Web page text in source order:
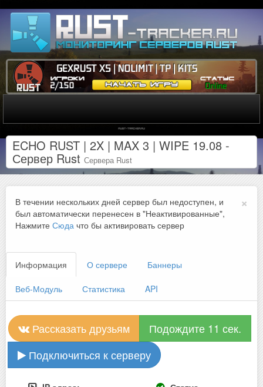
ECHO RUST | 2X | MAX 3 | WIPE 19.08 -
Сервер Rust Сервера Rust
×
В течении нескольких дней сервер был недоступен, и
был автоматически перенесен в "Неактивированные",
Нажмите Сюда что бы активировать сервер
Информация О сервере Баннеры
Веб-Модуль Статистика API
Рассказать друзьям
Подождите 11 сек.
Подключиться к серверу